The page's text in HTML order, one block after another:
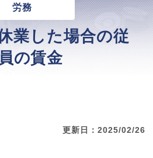
労務
業した場合の従
の賃金
更新日：2025/02/26